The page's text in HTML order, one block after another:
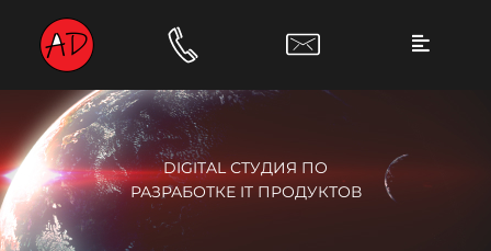
DIGITAL СТУДИЯ ПО
РАЗРАБОТКЕ IT ПРОДУКТОВ